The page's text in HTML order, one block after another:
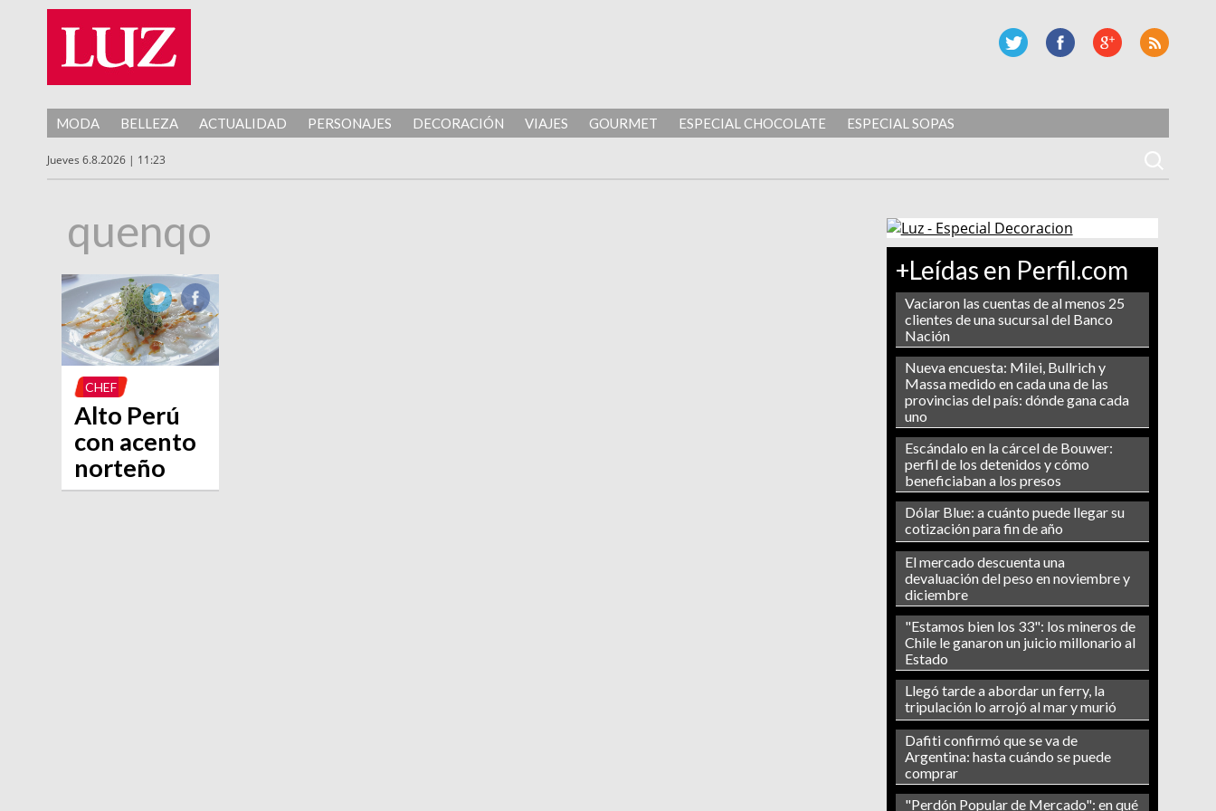
MODA BELLEZA ACTUALIDAD PERSONAJES DECORACIÓN VIAJES GOURMET ESPECIAL CHOCOLATE ESPECIAL SOPAS
Jueves 6.8.2026 | 11:23
+Leídas en Perfil.com
Vaciaron las cuentas de al menos 25
clientes de una sucursal del Banco
Nación
Nueva encuesta: Milei, Bullrich y
Massa medido en cada una de las
provincias del país: dónde gana cada
uno
Escándalo en la cárcel de Bouwer:
perfil de los detenidos y cómo
beneficiaban a los presos
Dólar Blue: a cuánto puede llegar su
cotización para fin de año
El mercado descuenta una
devaluación del peso en noviembre y
diciembre
"Estamos bien los 33": los mineros de
Chile le ganaron un juicio millonario al
Estado
Llegó tarde a abordar un ferry, la
tripulación lo arrojó al mar y murió
Dafiti confirmó que se va de
Argentina: hasta cuándo se puede
comprar
"Perdón Popular de Mercado": en qué
quenqo
CHEF
Alto Perú
con acento
norteño